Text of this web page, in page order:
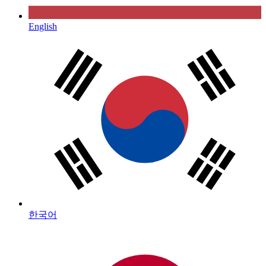
English
한국어